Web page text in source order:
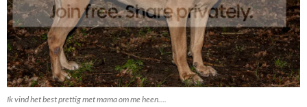
Ik vind het best prettig met mama om me heen….